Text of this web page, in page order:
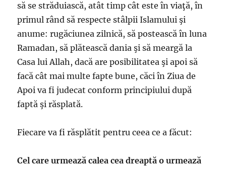
să se străduiască, atât timp cât este în viaţă, în
primul rând să respecte stâlpii Islamului şi
anume: rugăciunea zilnică, să postească în luna
Ramadan, să plătească dania şi să meargă la
Casa lui Allah, dacă are posibilitatea şi apoi să
facă cât mai multe fapte bune, căci în Ziua de
Apoi va fi judecat conform principiului după
faptă şi răsplată.
Fiecare va fi răsplătit pentru ceea ce a făcut:
Cel care urmează calea cea dreaptă o urmează